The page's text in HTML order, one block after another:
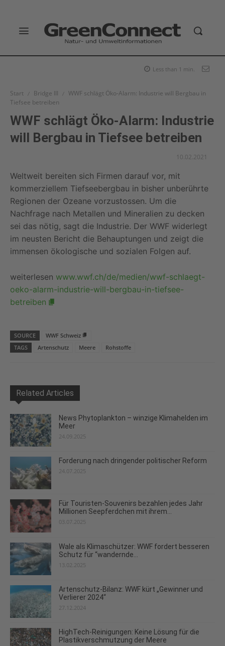
Less than 1 min.
Start Bridge III
WWF schlägt Öko-Alarm: Industrie will Bergbau in
Tiefsee betreiben
WWF schlägt Öko-Alarm: Industrie
will Bergbau in Tiefsee betreiben
10.02.2021
Weltweit bereiten sich Firmen darauf vor, mit
kommerziellem Tiefseebergbau in bisher unberührte
Regionen der Ozeane vorzustossen. Um die
Nachfrage nach Metallen und Mineralien zu decken
sei das nötig, sagt die Industrie. Der WWF widerlegt
im neusten Bericht die Behauptungen und zeigt die
immensen ökologische und sozialen Folgen auf.
weiterlesen www.wwf.ch/de/medien/wwf-schlaegt-
oeko-alarm-industrie-will-bergbau-in-tiefsee-
betreiben
SOURCE
WWF Schweiz
TAGS
Artenschutz Meere Rohstoffe
Related Articles
News Phytoplankton – winzige Klimahelden im
Meer
24.09.2025
Forderung nach dringender politischer Reform
24.07.2025
Für Touristen-Souvenirs bezahlen jedes Jahr
Millionen Seepferdchen mit ihrem...
03.07.2025
Wale als Klimaschützer: WWF fordert besseren
Schutz für “wandernde...
13.02.2025
Artenschutz-Bilanz: WWF kürt „Gewinner und
Verlierer 2024“
27.12.2024
HighTech-Reinigungen: Keine Lösung für die
Plastikverschmutzung der Meere